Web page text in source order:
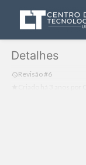
Detalhes
Revisão #6